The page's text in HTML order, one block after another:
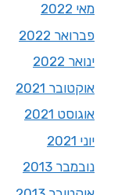
מאי 2022
פברואר 2022
ינואר 2022
אוקטובר 2021
אוגוסט 2021
יוני 2021
נובמבר 2013